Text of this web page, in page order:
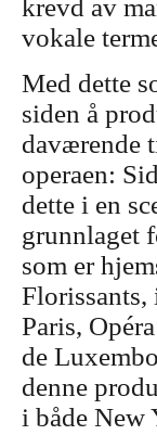
krevd av
vokale
Med dette
siden å
daværende
operaen:
dette i en
grunnlaget
som er
Florissants,
Paris,
de
denne
i både